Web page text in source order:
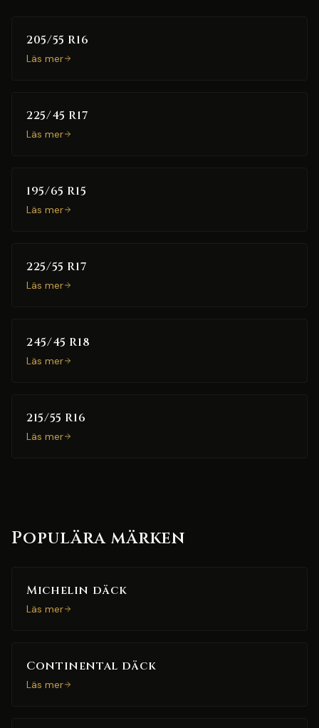
205/55 R16
Läs mer
225/45 R17
Läs mer
195/65 R15
Läs mer
225/55 R17
Läs mer
245/45 R18
Läs mer
215/55 R16
Läs mer
Populära märken
Michelin däck
Läs mer
Continental däck
Läs mer